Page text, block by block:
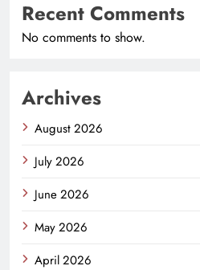
Recent Comments
No comments to show.
Archives
August 2026
July 2026
June 2026
May 2026
April 2026